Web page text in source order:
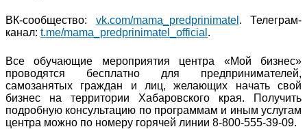
ВК-сообщество: vk.com/mama_predprinimatel . Телеграм-
канал: t.me/mama_predprinimatel_official .
Все обучающие мероприятия центра «Мой бизнес»
проводятся бесплатно для предпринимателей,
самозанятых граждан и лиц, желающих начать свой
бизнес на территории Хабаровского края. Получить
подробную консультацию по программам и иным услугам
центра можно по номеру горячей линии 8-800-555-39-09.